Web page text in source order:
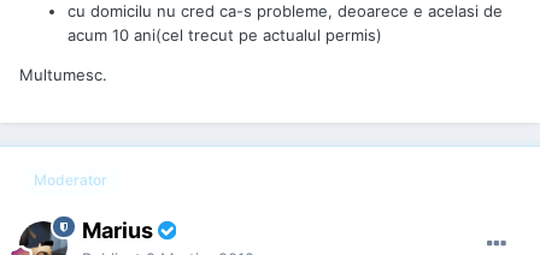
cu domicilu nu cred ca-s probleme, deoarece e acelasi de
acum 10 ani(cel trecut pe actualul permis)
Multumesc.
Moderator
Marius